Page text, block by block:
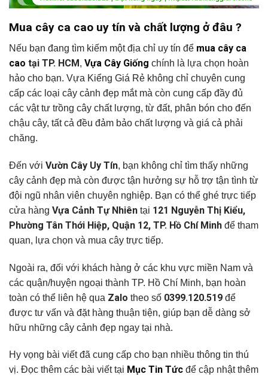
Mua cây ca cao uy tín và chất lượng ở đâu ?
Nếu bạn đang tìm kiếm một địa chỉ uy tín để mua cây ca
cao tại TP. HCM, Vựa Cây Giống chính là lựa chọn hoàn
hảo cho bạn. Vựa Kiểng Giá Rẻ không chỉ chuyên cung
cấp các loại cây cảnh đẹp mắt mà còn cung cấp đầy đủ
các vật tư trồng cây chất lượng, từ đất, phân bón cho đến
chậu cây, tất cả đều đảm bảo chất lượng và giá cả phải
chăng.
Đến với Vườn Cây Uy Tín, bạn không chỉ tìm thấy những
cây cảnh đẹp mà còn được tận hưởng sự hỗ trợ tận tình từ
đội ngũ nhân viên chuyên nghiệp. Bạn có thể ghé trực tiếp
cửa hàng Vựa Cảnh Tự Nhiên tại 121 Nguyễn Thị Kiểu,
Phường Tân Thới Hiệp, Quận 12, TP. Hồ Chí Minh để tham
quan, lựa chọn và mua cây trực tiếp.
Ngoài ra, đối với khách hàng ở các khu vực miền Nam và
các quận/huyện ngoại thành TP. Hồ Chí Minh, bạn hoàn
toàn có thể liên hệ qua Zalo theo số 0399.120.519 để
được tư vấn và đặt hàng thuận tiện, giúp bạn dễ dàng sở
hữu những cây cảnh đẹp ngay tại nhà.
Hy vọng bài viết đã cung cấp cho bạn nhiều thông tin thú
vị. Đọc thêm các bài viết tại Mục Tin Tức để cập nhật thêm